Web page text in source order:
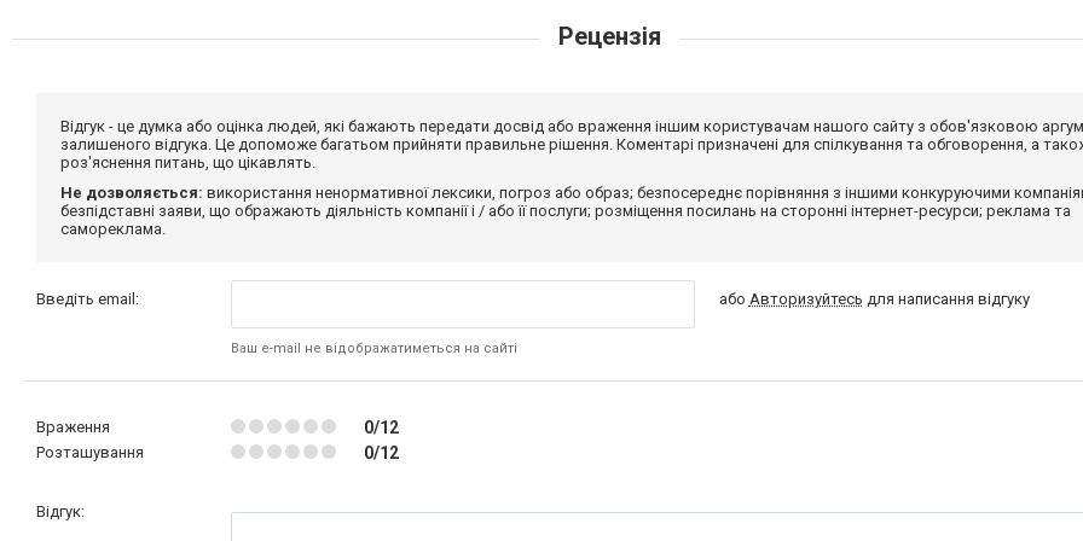
Рецензія
Відгук - це думка або оцінка людей, які бажають передати досвід або враження іншим користувачам нашого сайту з обов'язковою
залишеного відгука. Це допоможе багатьом прийняти правильне рішення. Коментарі призначені для спілкування та обговорення, а
роз'яснення питань, що цікавлять.
Не дозволяється: використання ненормативної лексики, погроз або образ; безпосереднє порівняння з іншими конкуруючими
безпідставні заяви, що ображають діяльність компанії і / або її послуги; розміщення посилань на сторонні інтернет-ресурси; реклама та
самореклама.
Введіть email:
Ваш e-mail не відображатиметься на сайті
або Авторизуйтесь для написання відгуку
Враження 0/12
Розташування 0/12
Відгук: